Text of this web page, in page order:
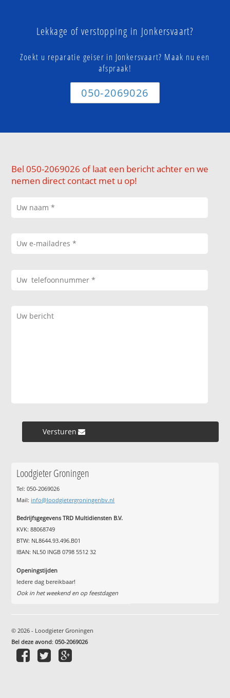
Lekkage of verstopping in Jonkersvaart?
Zoekt u reparatie geiser in Jonkersvaart? Maak nu een
afspraak!
050-2069026
Bel 050-2069026 of laat een bericht achter en we
nemen direct contact met u op!
Versturen »
Loodgieter Groningen
Tel: 050-2069026
Mail: info@loodgietergroningenbv.nl
Bedrijfsgegevens TRD Multidiensten B.V.
KVK: 88068749
BTW: NL8644.93.496.B01
IBAN: NL50 INGB 0798 5512 32
Openingstijden
Iedere dag bereikbaar!
Ook in het weekend en op feestdagen
© 2026 - Loodgieter Groningen
Bel deze avond:050-2069026